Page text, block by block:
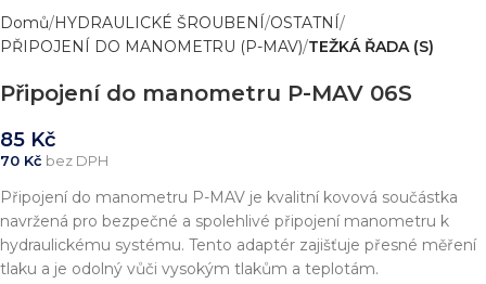
Domů HYDRAULICKÉ ŠROUBENÍ OSTATNÍ
PŘIPOJENÍ DO MANOMETRU (P-MAV) TEŽKÁ ŘADA (S)
Připojení do manometru P-MAV 06S
85 Kč
70 Kč bez DPH
Připojení do manometru P-MAV je kvalitní kovová součástka
navržená pro bezpečné a spolehlivé připojení manometru k
hydraulickému systému. Tento adaptér zajišťuje přesné měření
tlaku a je odolný vůči vysokým tlakům a teplotám.